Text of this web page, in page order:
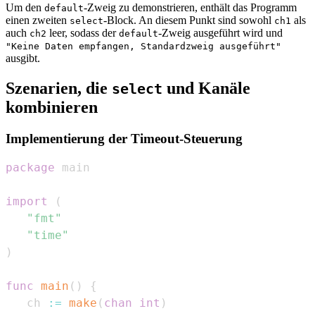
Um den default-Zweig zu demonstrieren, enthält das Programm
einen zweiten select-Block. An diesem Punkt sind sowohl ch1 als
auch ch2 leer, sodass der default-Zweig ausgeführt wird und
"Keine Daten empfangen, Standardzweig ausgeführt"
ausgibt.
Szenarien, die select und Kanäle
kombinieren
Implementierung der Timeout-Steuerung
package
import
(
"fmt"
"time"
)
func main ( )
{
   ch
:= make ( chan int )